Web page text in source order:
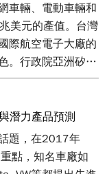
車輛、電動車輛和
美元的產值。台灣
際航空電子大廠的
。行政院亞洲矽谷
創新實驗條例，集
、自動運輸物流旗
長爆發力，為台灣
邁進。
潛力產品預測
題，在2017年
點，知名車廠如